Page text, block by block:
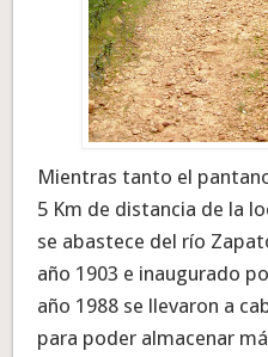
Mientras tanto el
5 Km de distancia de la
se abastece del río
año 1903 e inaugurado
año 1988 se llevaron a
para poder almacenar